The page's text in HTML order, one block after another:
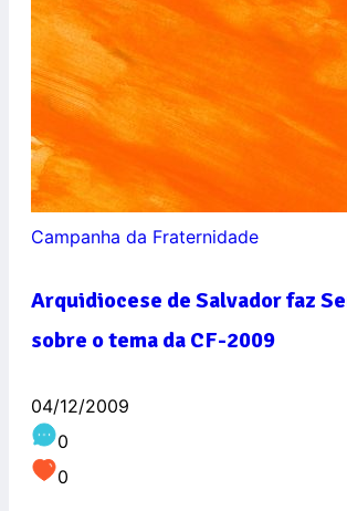
Campanha da Fraternidade
Arquidiocese de Salvador faz
sobre o tema da CF-2009
04/12/2009
0
0